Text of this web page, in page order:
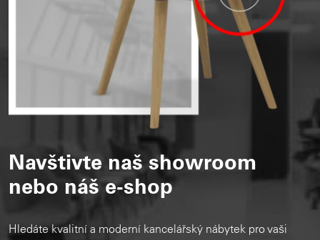
Navštivte naš showroom
nebo náš e-shop
Hledáte kvalitní a moderní kancelářský nábytek pro vaši